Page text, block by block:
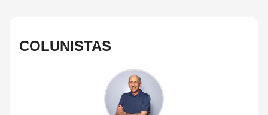
COLUNISTAS